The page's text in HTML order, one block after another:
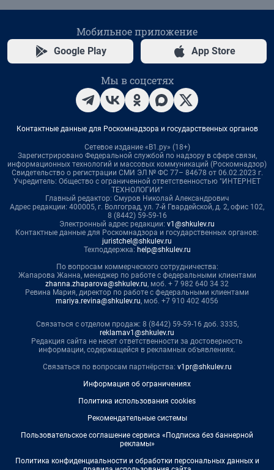
Мобильное приложение
Google Play App Store
Мы в соцсетях
Контактные данные для Роскомнадзора и государственных органов
Сетевое издание «В1.ру» (18+)
Зарегистрировано Федеральной службой по надзору в сфере связи,
информационных технологий и массовых коммуникаций (Роскомнадзор)
Свидетельство о регистрации СМИ ЭЛ № ФС 77– 84678 от 06.02.2023 г.
Учредитель: Общество с ограниченной ответственностью "ИНТЕРНЕТ
ТЕХНОЛОГИИ"
Главный редактор: Смуров Николай Александрович
Адрес редакции: 400005, г. Волгоград, ул. 7-й Гвардейской, д. 2, офис 102,
8 (8442) 59-59-16
Электронный адрес редакции: v1@shkulev.ru
Контактные данные для Роскомнадзора и государственных органов:
juristchel@shkulev.ru
Техподдержка: help@shkulev.ru
По вопросам коммерческого сотрудничества:
Жапарова Жанна, менеджер по работе с федеральными клиентами
zhanna.zhaparova@shkulev.ru, моб. + 7 982 640 34 32
Ревина Мария, директор по работе с федеральными клиентами
mariya.revina@shkulev.ru, моб. +7 910 402 4056
Связаться с отделом продаж: 8 (8442) 59-59-16 доб. 3335,
reklamav1@shkulev.ru
Редакция сайта не несет ответственности за достоверность
информации, содержащейся в рекламных объявлениях.
Связаться по вопросам партнёрства: v1pr@shkulev.ru
Информация об ограничениях
Политика использования cookies
Рекомендательные системы
Пользовательское соглашение сервиса «Подписка без баннерной
рекламы»
Политика конфиденциальности и обработки персональных данных и